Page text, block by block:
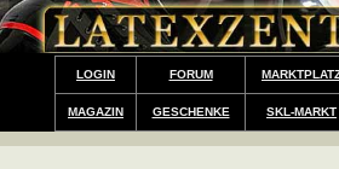
LOGIN FORUM
MAGAZIN GESCHENKE SKL-MARKT